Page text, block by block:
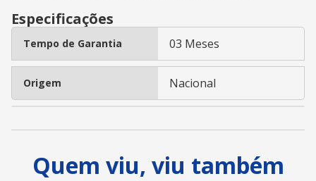
Especificações
Tempo de Garantia 03 Meses
Origem Nacional
Quem viu, viu também